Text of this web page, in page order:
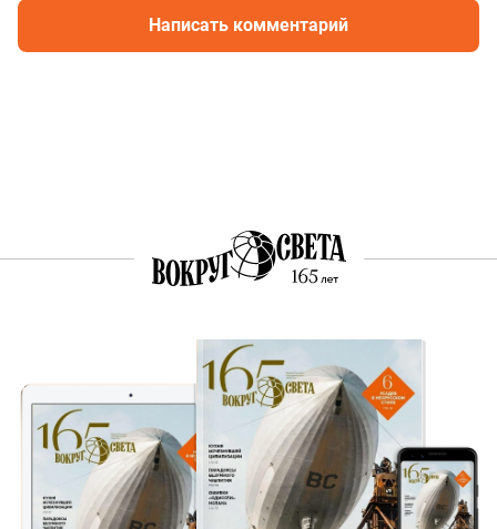
Написать комментарий